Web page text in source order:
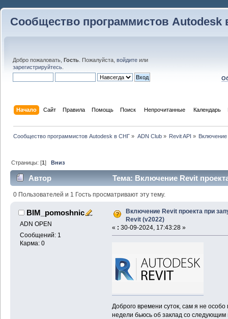
Сообщество программистов Autodesk
Добро пожаловать, Гость . Пожалуйста, войдите или
зарегистрируйтесь
Начало Сайт Правила Помощь Поиск Непрочитанные Календарь
Сообщество программистов Autodesk в СНГ » ADN Club» Revit API » Включение
Страницы: [1]Вниз
Автор
Тема: Включение Revit
41395 раз)
0 Пользователей и 1 Гость просматривают эту тему.
BIM_pomoshnic
ADN OPEN
Сообщений: 1
Карма: 0
Включение Revit проекта при
Revit (v2022)
« : 30-09-2024, 17:43:28 »
Доброго времени суток, сам я не
недели бьюсь об заклад со следующим